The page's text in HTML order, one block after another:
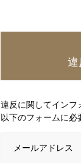
違
違反に関してインフ
以下のフォームに必
メールアドレス